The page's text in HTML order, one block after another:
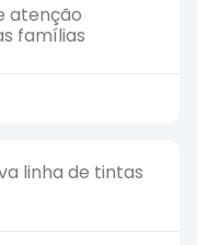
atenção
famílias
linha de tintas